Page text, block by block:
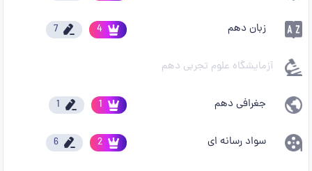
زبان دهم 4
7
آزمایشگاه علوم تجربی دهم
جغرافی دهم 1
1
سواد رسانه ای 2
6